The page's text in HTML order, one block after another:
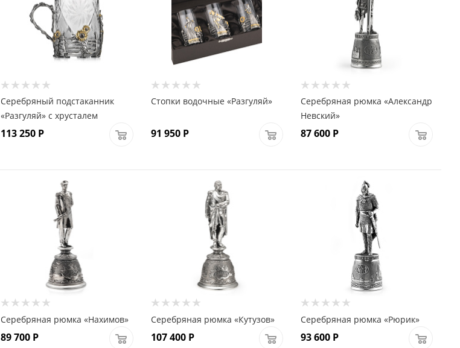
Серебряный подстаканник
«Разгуляй» с хрусталем
113 250 Р
Стопки водочные «Разгуляй»
91 950Р
Серебряная рюмка «Александр
Невский»
87 600Р
Серебряная рюмка «Нахимов»
89 700 Р
Серебряная рюмка «Кутузов»
107 400Р
Серебряная рюмка «Рюрик»
93 600Р